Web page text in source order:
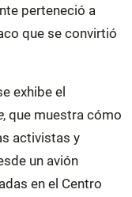
perteneció a
que se convirtió
exhibe el
, que muestra cómo
activistas y
un avión
en el Centro